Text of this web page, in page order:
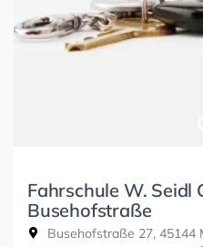
Fahrschule W. Seidl
Busehofstraße
Busehofstraße 27, 45144